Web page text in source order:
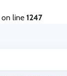
on line 1247